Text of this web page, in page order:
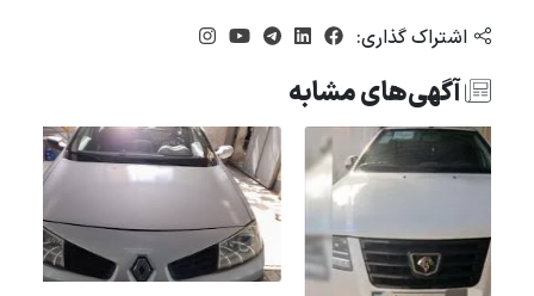
اشتراک گذاری:
آگهی‌های مشابه